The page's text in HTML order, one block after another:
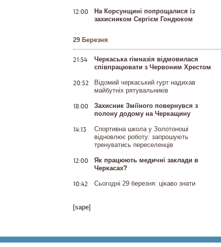
12:00
На Корсунщині попрощалися із
захисником Сергієм Гондюком
29 Березня
21:54
Черкаська гімназія відмовилася
співпрацювати з Червоним Хрестом
20:52
Відомий черкаський гурт надихав
майбутніх рятувальників
18:00
Захисник Зміїного повернувся з
полону додому на Черкащину
14:13
Спортивна школа у Золотоноші
відновлює роботу: запрошують
тренуватись переселенців
12:00
Як працюють медичні заклади в
Черкасах?
10:42 Сьогодні 29 березня: цікаво знати
[sape]